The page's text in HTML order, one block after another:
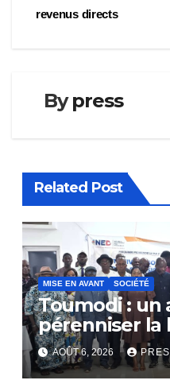
revenus directs
Bypress
Related Post
MISE EN AVANT SOCIÉTÉ
Toumodi : un
pérenniser la
AOÛT 6, 2026